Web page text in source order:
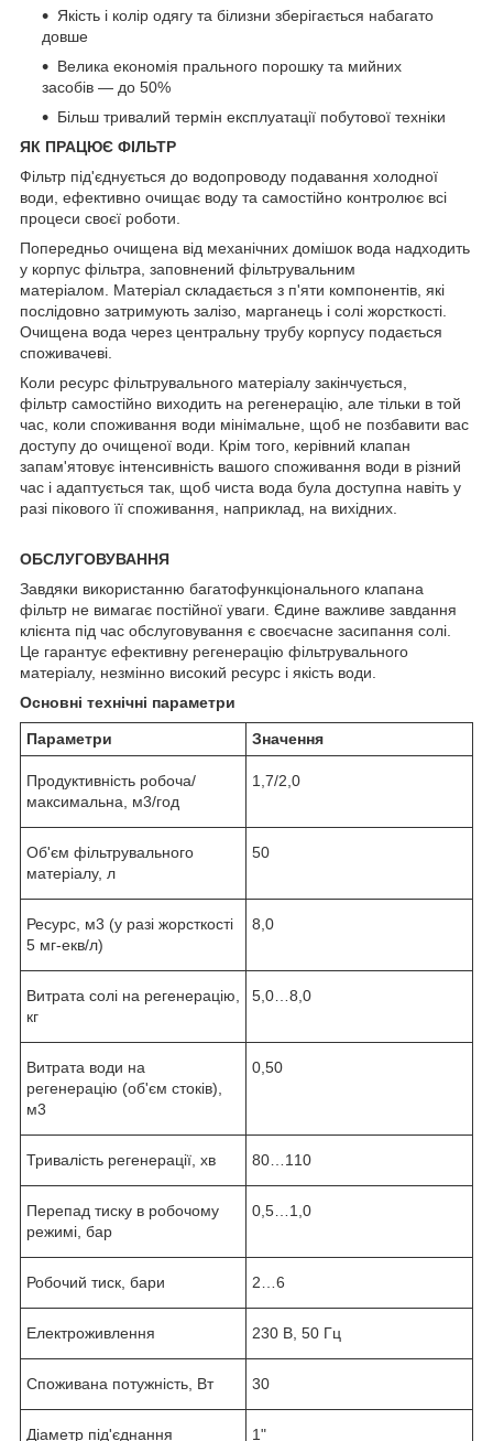
Якість і колір одягу та білизни зберігається набагато
довше
Велика економія прального порошку та мийних
засобів — до 50%
Більш тривалий термін експлуатації побутової техніки
ЯК ПРАЦЮЄ ФІЛЬТР
Фільтр під'єднується до водопроводу подавання холодної
води, ефективно очищає воду та самостійно контролює всі
процеси своєї роботи.
Попередньо очищена від механічних домішок вода надходить
у корпус фільтра, заповнений фільтрувальним
матеріалом. Матеріал складається з п'яти компонентів, які
послідовно затримують залізо, марганець і солі жорсткості.
Очищена вода через центральну трубу корпусу подається
споживачеві.
Коли ресурс фільтрувального матеріалу закінчується,
фільтр самостійно виходить на регенерацію, але тільки в той
час, коли споживання води мінімальне, щоб не позбавити вас
доступу до очищеної води. Крім того, керівний клапан
запам'ятовує інтенсивність вашого споживання води в різний
час і адаптується так, щоб чиста вода була доступна навіть у
разі пікового її споживання, наприклад, на вихідних.
ОБСЛУГОВУВАННЯ
Завдяки використанню багатофункціонального клапана
фільтр не вимагає постійної уваги. Єдине важливе завдання
клієнта під час обслуговування є своєчасне засипання солі.
Це гарантує ефективну регенерацію фільтрувального
матеріалу, незмінно високий ресурс і якість води.
Основні технічні параметри
Параметри Значення
Продуктивність робоча/
максимальна, м3/год
1,7/2,0
Об'єм фільтрувального
матеріалу, л
50
Ресурс, м3 (у разі жорсткості
5 мг-екв/л)
8,0
Витрата солі на регенерацію,
кг
5,0…8,0
Витрата води на
регенерацію (об'єм стоків),
м3
0,50
Тривалість регенерації, хв 80…110
Перепад тиску в робочому
режимі, бар
0,5…1,0
Робочий тиск, бари 2…6
Електроживлення 230 В, 50 Гц
Споживана потужність, Вт 30
Діаметр під'єднання 1"